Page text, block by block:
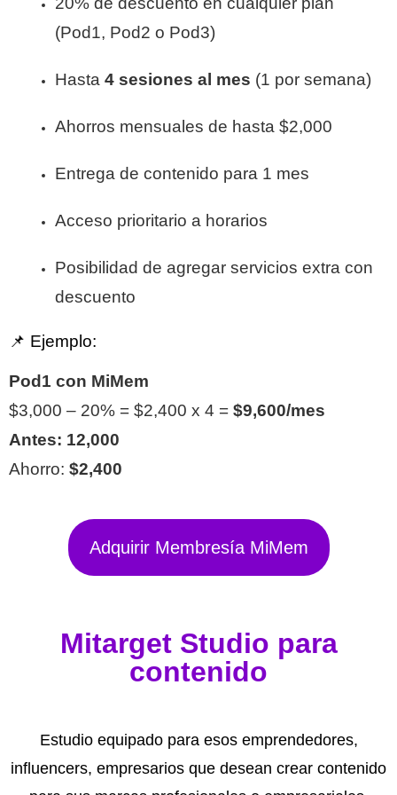
(Pod1, Pod2 o Pod3)
Hasta4 sesiones al mes (1 por semana)
Ahorros mensuales de hasta $2,000
Entrega de contenido para 1 mes
Acceso prioritario a horarios
Posibilidad de agregar servicios extra con
descuento
📌 Ejemplo:
Pod1 con MiMem
$3,000 – 20% = $2,400 x 4 = $9,600/mes
Antes: 12,000
Ahorro: $2,400
Adquirir Membresía MiMem
Mitarget Studio para
contenido
Estudio equipado para esos emprendedores,
influencers, empresarios que desean crear contenido